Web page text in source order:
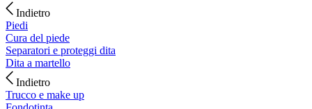
Indietro
Piedi
Cura del piede
Separatori e proteggi dita
Dita a martello
Indietro
Trucco e make up